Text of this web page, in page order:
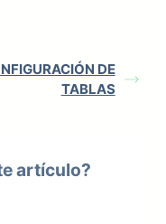
DE
TABLAS
artículo?